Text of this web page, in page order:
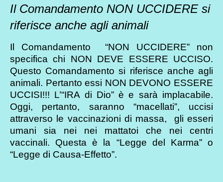
Il Comandamento NON UCCIDERE si
riferisce anche agli animali
Il Comandamento “NON UCCIDERE” non
specifica chi NON DEVE ESSERE UCCISO.
Questo Comandamento si riferisce anche agli
animali. Pertanto essi NON DEVONO ESSERE
UCCISI!!! L’“IRA di Dio” è e sarà implacabile.
Oggi, pertanto, saranno “macellati”, uccisi
attraverso le vaccinazioni di massa, gli esseri
umani sia nei nei mattatoi che nei centri
vaccinali. Questa è la “Legge del Karma” o
“Legge di Causa-Effetto”.